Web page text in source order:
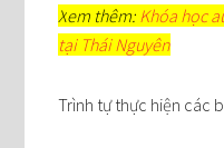
Xem thêm: Khóa học
tại Thái Nguyên
Trình tự thực hiện các